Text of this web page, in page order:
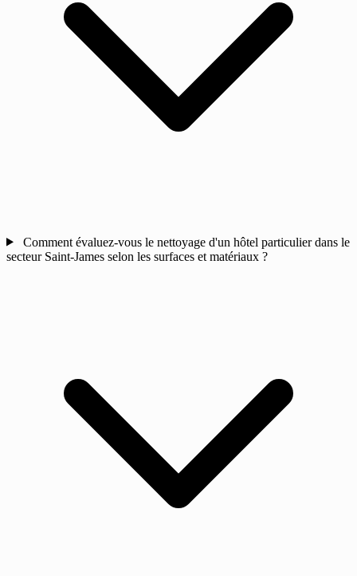
Comment évaluez-vous le nettoyage d'un hôtel particulier dans le
secteur Saint-James selon les surfaces et matériaux ?